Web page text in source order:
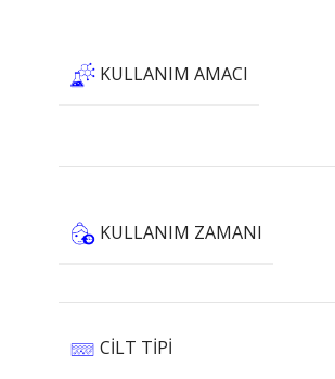
KULLANIM AMACI
KULLANIM ZAMANI
CILT TIPI